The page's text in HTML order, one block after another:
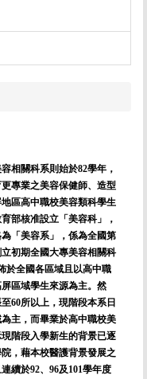
相關科系則始於82學年，
專業之美容保健師、造型
區高中職校美容類科學生
部核准設立「美容科」，
「美容系」，係為全國第
初期全國大專美容相關科
於全國各區域且以高中職
區域學生來源為主。然
60所以上，現階段本系日
主，而畢業於高中職校美
階段入學新生的背景已逐
，藉本校醫護背景發展之
續於92、96及101學年度